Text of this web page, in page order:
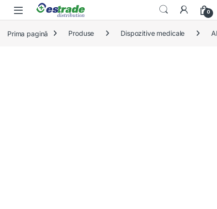
Skip to navigation
Skip to content
0
Prima pagină Produse Dispozitive medicale